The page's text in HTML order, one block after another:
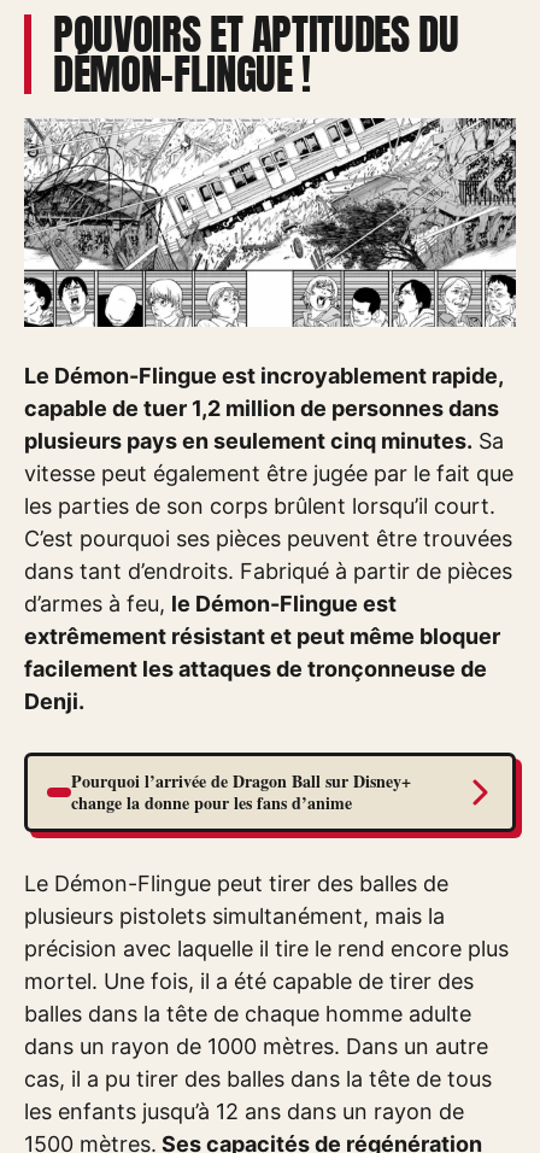
POUVOIRS ET APTITUDES DU
DÉMON-FLINGUE !
Le Démon-Flingue est incroyablement rapide,
capable de tuer 1,2 million de personnes dans
plusieurs pays en seulement cinq minutes. Sa
vitesse peut également être jugée par le fait que
les parties de son corps brûlent lorsqu’il court.
C’est pourquoi ses pièces peuvent être trouvées
dans tant d’endroits. Fabriqué à partir de pièces
d’armes à feu, le Démon-Flingue est
extrêmement résistant et peut même bloquer
facilement les attaques de tronçonneuse de
Denji.
Pourquoi l’arrivée de Dragon Ball sur Disney+
change la donne pour les fans d’anime
Le Démon-Flingue peut tirer des balles de
plusieurs pistolets simultanément, mais la
précision avec laquelle il tire le rend encore plus
mortel. Une fois, il a été capable de tirer des
balles dans la tête de chaque homme adulte
dans un rayon de 1000 mètres. Dans un autre
cas, il a pu tirer des balles dans la tête de tous
les enfants jusqu’à 12 ans dans un rayon de
1500 mètres. Ses capacités de régénération